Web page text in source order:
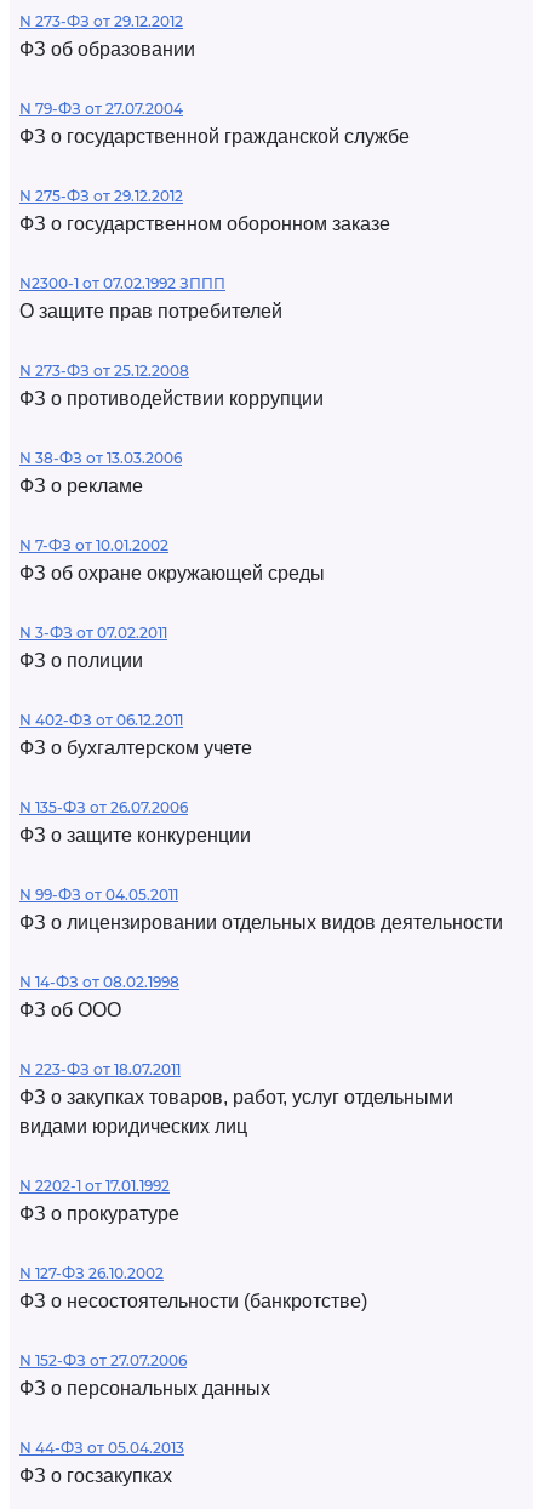
N 273-ФЗ от 29.12.2012
ФЗ об образовании
N 79-ФЗ от 27.07.2004
ФЗ о государственной гражданской службе
N 275-ФЗ от 29.12.2012
ФЗ о государственном оборонном заказе
N2300-1 от 07.02.1992 ЗППП
О защите прав потребителей
N 273-ФЗ от 25.12.2008
ФЗ о противодействии коррупции
N 38-ФЗ от 13.03.2006
ФЗ о рекламе
N 7-ФЗ от 10.01.2002
ФЗ об охране окружающей среды
N 3-ФЗ от 07.02.2011
ФЗ о полиции
N 402-ФЗ от 06.12.2011
ФЗ о бухгалтерском учете
N 135-ФЗ от 26.07.2006
ФЗ о защите конкуренции
N 99-ФЗ от 04.05.2011
ФЗ о лицензировании отдельных видов деятельности
N 14-ФЗ от 08.02.1998
ФЗ об ООО
N 223-ФЗ от 18.07.2011
ФЗ о закупках товаров, работ, услуг отдельными
видами юридических лиц
N 2202-1 от 17.01.1992
ФЗ о прокуратуре
N 127-ФЗ 26.10.2002
ФЗ о несостоятельности (банкротстве)
N 152-ФЗ от 27.07.2006
ФЗ о персональных данных
N 44-ФЗ от 05.04.2013
ФЗ о госзакупках